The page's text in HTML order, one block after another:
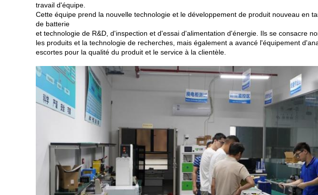
travail d'équipe.
Cette équipe prend la nouvelle technologie et le développement de produit nouveau en
de batterie
et technologie de R&D, d'inspection et d'essai d'alimentation d'énergie. Ils se consacre
les produits et la technologie de recherches, mais également a avancé l'équipement
escortes pour la qualité du produit et le service à la clientèle.